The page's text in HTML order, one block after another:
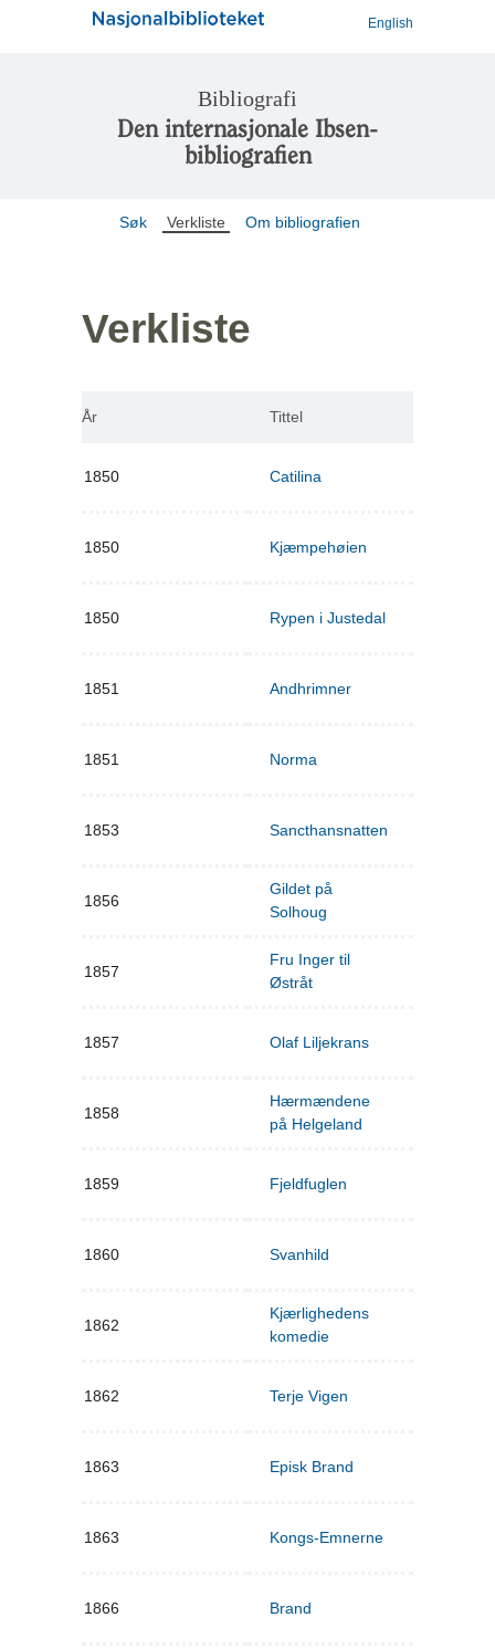
English
Bibliografi
Den internasjonale Ibsen-
bibliografien
Søk Verkliste Om bibliografien
Verkliste
År Tittel
1850 Catilina
1850 Kjæmpehøien
1850 Rypen i Justedal
1851 Andhrimner
1851 Norma
1853 Sancthansnatten
1856
Gildet på
Solhoug
1857
Fru Inger til
Østråt
1857 Olaf Liljekrans
1858
Hærmændene
på Helgeland
1859 Fjeldfuglen
1860 Svanhild
1862
Kjærlighedens
komedie
1862 Terje Vigen
1863 Episk Brand
1863 Kongs-Emnerne
1866 Brand